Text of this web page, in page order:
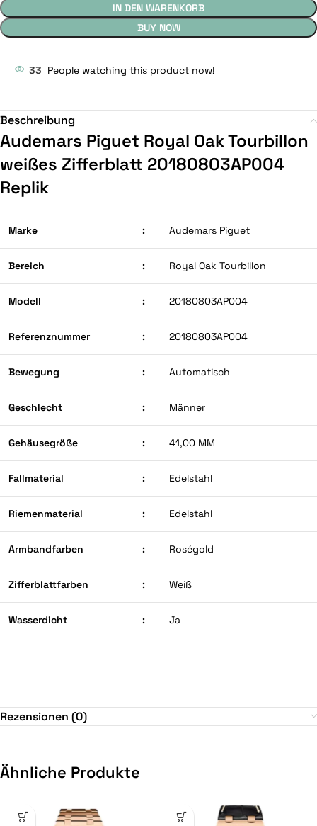
IN DEN WARENKORB
BUY NOW
33 People watching this product now!
Beschreibung
Audemars Piguet Royal Oak Tourbillon
weißes Zifferblatt 20180803AP004
Replik
Marke : Audemars Piguet
Bereich : Royal Oak Tourbillon
Modell : 20180803AP004
Referenznummer : 20180803AP004
Bewegung : Automatisch
Geschlecht : Männer
Gehäusegröße : 41,00 MM
Fallmaterial : Edelstahl
Riemenmaterial : Edelstahl
Armbandfarben : Roségold
Zifferblattfarben : Weiß
Wasserdicht : Ja
Rezensionen (0)
Ähnliche Produkte